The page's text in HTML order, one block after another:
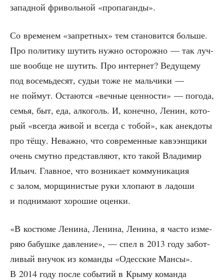
запад­ной фри­воль­ной «про­па­ган­ды».
Со вре­ме­нем «запрет­ных» тем ста­но­вит­ся боль­ше.
Про поли­ти­ку шутить нуж­но осто­рож­но — так луч­
ше вооб­ще не шутить. Про интер­нет? Веду­ще­му
под восемь­де­сят, судьи тоже не маль­чи­ки —
не пой­мут. Оста­ют­ся «веч­ные цен­но­сти» — пого­да,
семья, быт, еда, алко­голь. И, конеч­но, Ленин, кото­
рый «все­гда живой и все­гда с тобой», как анек­до­ты
про тёщу. Неваж­но, что совре­мен­ные кавэ­эн­щи­ки
очень смут­но пред­став­ля­ют, кто такой Вла­ди­мир
Ильич. Глав­ное, что воз­ни­ка­ет ком­му­ни­ка­ция
с залом, мор­щи­ни­стые руки хло­па­ют в ладо­ши
и под­ни­ма­ют хоро­шие оценки.
«В костю­ме Лени­на, Лени­на, Лени­на, я часто изме­
ряю бабуш­ке дав­ле­ние», — спел в 2013 году забот­
ли­вый вну­чок из коман­ды «Одес­ские Ман­сы».
В 2014 году после собы­тий в Кры­му коман­да